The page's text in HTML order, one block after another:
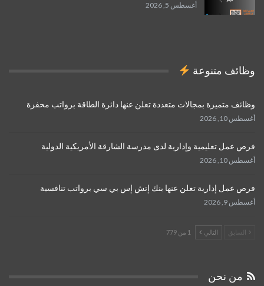
أغسطس 5, 2026
وظائف متنوعة
وظائف متميزة بمجالات متعددة تعلن عنها دائرة الطاقة برواتب محفزة
أغسطس 10, 2026
فرص عمل تعليمية وإدارية لدى مدرسة الشارقة الأمريكية الدولية
أغسطس 10, 2026
فرص عمل إدارية تعلن عنها بنك إتش إس بي سي برواتب تنافسية
أغسطس 9, 2026
السابق التالي 1 من 779
من نحن